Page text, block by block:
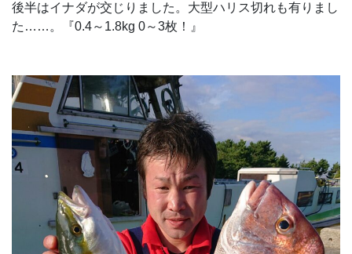
後半はイナダが交じりました。大型ハリス切れも有りまし
た……。『0.4～1.8kg 0～3枚！』